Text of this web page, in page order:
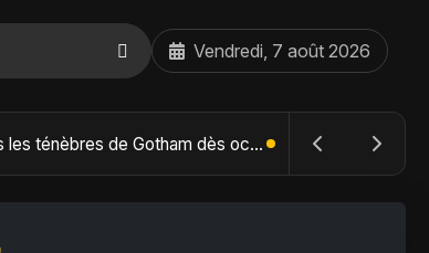
Vendredi, 7 août 2026
The Batman : Part II – Robert Pattinson replonge dans les ténèbres de Gotham dès octobre 2027